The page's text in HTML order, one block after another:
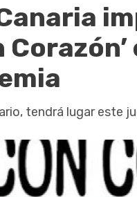
tendrá lugar este